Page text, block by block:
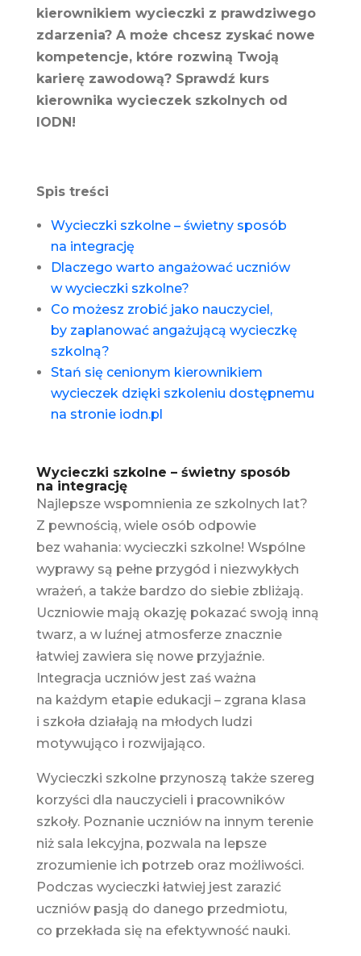
kierownikiem wycieczki z prawdziwego
zdarzenia? A może chcesz zyskać nowe
kompetencje, które rozwiną Twoją
karierę zawodową? Sprawdź kurs
kierownika wycieczek szkolnych od
IODN!
Spis treści
Wycieczki szkolne – świetny sposób
na integrację
Dlaczego warto angażować uczniów
w wycieczki szkolne?
Co możesz zrobić jako nauczyciel,
by zaplanować angażującą wycieczkę
szkolną?
Stań się cenionym kierownikiem
wycieczek dzięki szkoleniu dostępnemu
na stronie iodn.pl
Wycieczki szkolne – świetny sposób
na integrację
Najlepsze wspomnienia ze szkolnych lat?
Z pewnością, wiele osób odpowie
bez wahania: wycieczki szkolne! Wspólne
wyprawy są pełne przygód i niezwykłych
wrażeń, a także bardzo do siebie zbliżają.
Uczniowie mają okazję pokazać swoją inną
twarz, a w luźnej atmosferze znacznie
łatwiej zawiera się nowe przyjaźnie.
Integracja uczniów jest zaś ważna
na każdym etapie edukacji – zgrana klasa
i szkoła działają na młodych ludzi
motywująco i rozwijająco.
Wycieczki szkolne przynoszą także szereg
korzyści dla nauczycieli i pracowników
szkoły. Poznanie uczniów na innym terenie
niż sala lekcyjna, pozwala na lepsze
zrozumienie ich potrzeb oraz możliwości.
Podczas wycieczki łatwiej jest zarazić
uczniów pasją do danego przedmiotu,
co przekłada się na efektywność nauki.